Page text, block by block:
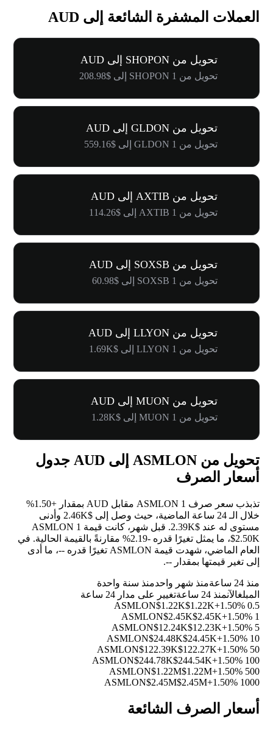
العملات المشفرة الشائعة إلى AUD
تحويل من SHOPON إلى AUD
تحويل من 1 SHOPON إلى $208.98
تحويل من GLDON إلى AUD
تحويل من 1 GLDON إلى $559.16
تحويل من AXTIB إلى AUD
تحويل من 1 AXTIB إلى $114.26
تحويل من SOXSB إلى AUD
تحويل من 1 SOXSB إلى $60.98
تحويل من LLYON إلى AUD
تحويل من 1 LLYON إلى $1.69K
تحويل من MUON إلى AUD
تحويل من 1 MUON إلى $1.28K
تحويل من ASMLON إلى AUD جدول
أسعار الصرف
تذبذب سعر صرف 1 ASMLON مقابل AUD بمقدار
+1.50%
خلال الـ 24 ساعة الماضية، حيث وصل إلى $2.46K وأدنى
مستوى له عند $2.39K. قبل شهر، كانت قيمة 1 ASMLON
$2.50K، ما يمثل تغيرًا قدره
-2.19%
مقارنةً بالقيمة الحالية. في
العام الماضي، شهدت قيمة ASMLON تغيرًا قدره
--، ما أدى
إلى تغير قيمتها بمقدار --
.
منذ 24 ساعة منذ شهر واحدمنذ سنة واحدة
المبلغالآنمنذ 24 ساعة
تغيير على مدار 24 ساعة
0.5 ASMLON
$1.22K$1.22K+1.50%
1 ASMLON
$2.45K$2.45K+1.50%
5 ASMLON
$12.24K$12.23K+1.50%
10 ASMLON
$24.48K$24.45K+1.50%
50 ASMLON
$122.39K$122.27K+1.50%
100 ASMLON
$244.78K$244.54K+1.50%
500 ASMLON
$1.22M$1.22M+1.50%
1000 ASMLON
$2.45M$2.45M+1.50%
أسعار الصرف الشائعة